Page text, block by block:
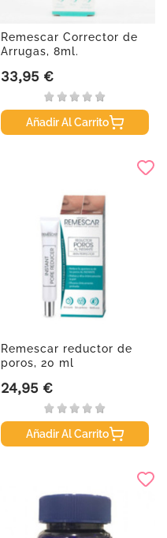
Remescar Corrector de
Arrugas, 8ml.
Precio
33,95 €
Añadir Al Carrito
Remescar reductor de
poros, 20 ml
Precio
24,95 €
Añadir Al Carrito